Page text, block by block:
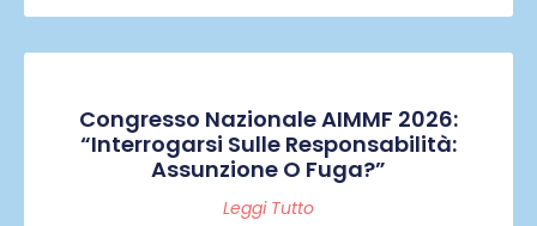
Congresso Nazionale AIMMF 2026:
“Interrogarsi Sulle Responsabilità:
Assunzione O Fuga?”
Leggi Tutto